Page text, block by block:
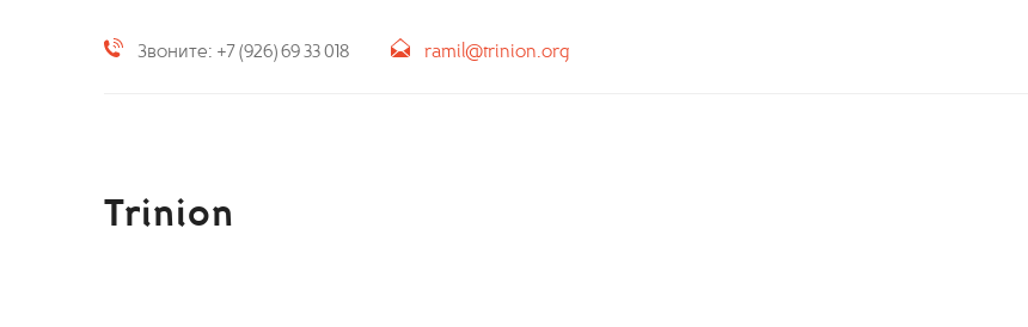
Звоните: +7 (926) 69 33 018 ramil@trinion.org
Trinion